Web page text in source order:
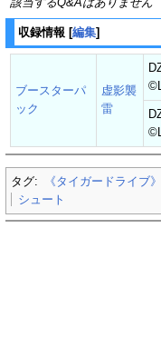
収録情報 [編集]
ブースターパ
ック
虚影襲
雷
タグ: 《タイガードライブ》
シュート